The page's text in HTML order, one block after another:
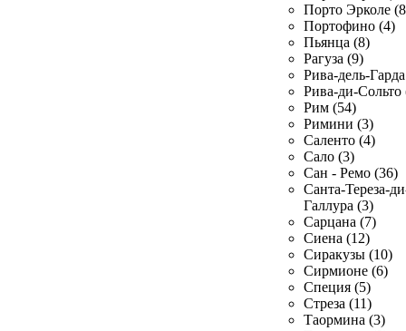
Порто Эрколе
Портофино (4)
Пьянца (8)
Рагуза (9)
Рива-дель-
Рива-ди-Сольто
Рим (54)
Римини (3)
Саленто (4)
Сало (3)
Сан - Ремо (36)
Санта-Тереза-
Галлура (3)
Сарцана (7)
Сиена (12)
Сиракузы (10)
Сирмионе (6)
Специя (5)
Стреза (11)
Таормина (3)